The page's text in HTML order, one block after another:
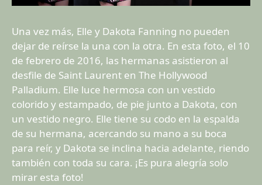
Una vez más, Elle y Dakota Fanning no pueden
dejar de reírse la una con la otra. En esta foto, el 10
de febrero de 2016, las hermanas asistieron al
desfile de Saint Laurent en The Hollywood
Palladium. Elle luce hermosa con un vestido
colorido y estampado, de pie junto a Dakota, con
un vestido negro. Elle tiene su codo en la espalda
de su hermana, acercando su mano a su boca
para reír, y Dakota se inclina hacia adelante, riendo
también con toda su cara. ¡Es pura alegría solo
mirar esta foto!